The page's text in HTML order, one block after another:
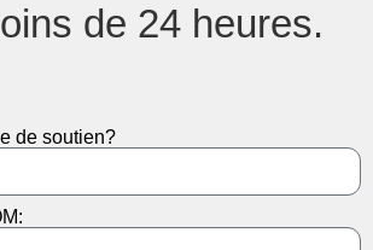
de 24 heures.
de soutien?